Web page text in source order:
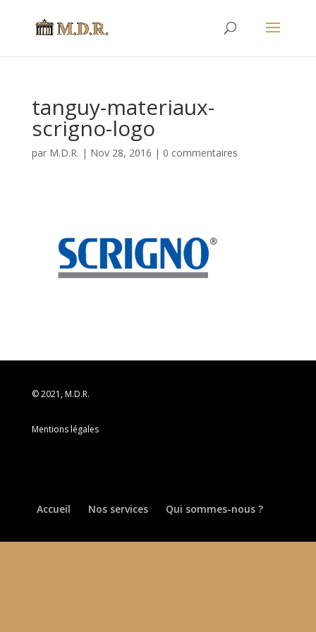
tanguy-materiaux-
scrigno-logo
par M.D.R. | Nov 28, 2016 | 0 commentaires
© 2021, M.D.R.
Mentions légales
Accueil Nos services Qui sommes-nous ?